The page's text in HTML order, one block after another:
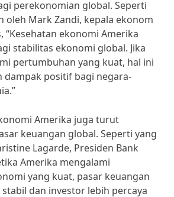
perekonomian global. Seperti
oleh Mark Zandi, kepala ekonom
“Kesehatan ekonomi Amerika
stabilitas ekonomi global. Jika
pertumbuhan yang kuat, hal ini
dampak positif bagi negara-
Amerika juga turut
keuangan global. Seperti yang
Lagarde, Presiden Bank
Amerika mengalami
yang kuat, pasar keuangan
dan investor lebih percaya